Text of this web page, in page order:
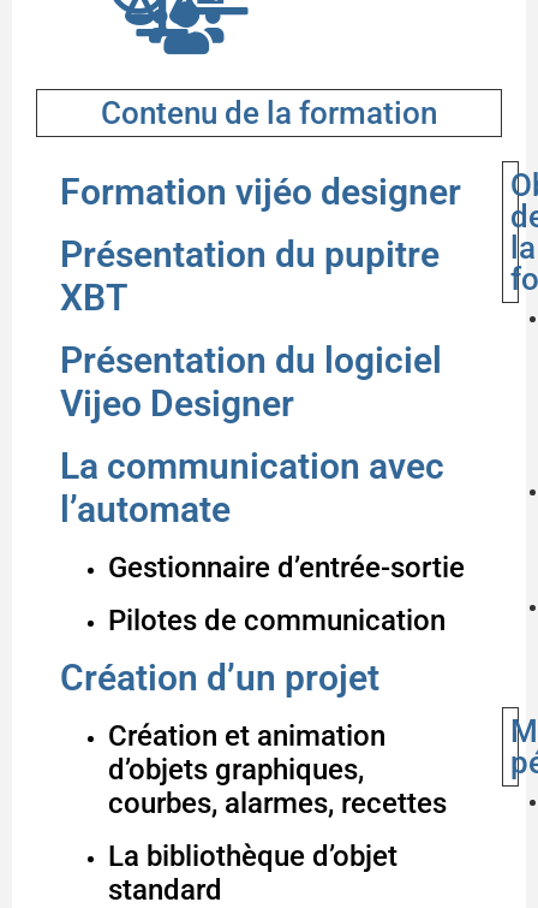
Contenu de la formation
Formation vijéo designer
Présentation du pupitre
XBT
Présentation du logiciel
Vijeo Designer
La communication avec
l’automate
Gestionnaire d’entrée-sortie
Pilotes de communication
Création d’un projet
Création et animation
d’objets graphiques,
courbes, alarmes, recettes
La bibliothèque d’objet
standard
la